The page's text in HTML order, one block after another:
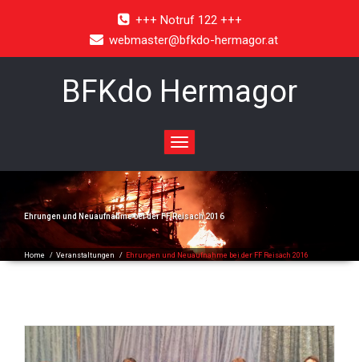
+++ Notruf 122 +++
webmaster@bfkdo-hermagor.at
BFKdo Hermagor
Toggle
navigation
Ehrungen und Neuaufnahme bei der FF Reisach 2016
Home / Veranstaltungen / Ehrungen und Neuaufnahme bei der FF Reisach 2016